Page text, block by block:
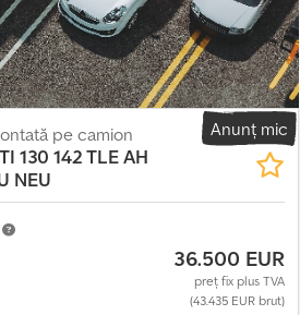
și negocierilor care le-au
condițiilor generale ale Heinhuis și
noastre sunt prețuri de export, nete. =
kg Marcaj CE: da Număr de referință:
Anunț mic
pe camion
130 142 TLE AH
NEU
36.500 EUR
preț fix plus TVA
(43.435 EUR brut)